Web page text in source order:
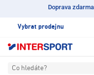
Doprava
Vybrat prodejnu
Co hledáte?